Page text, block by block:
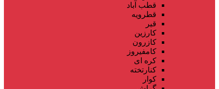
قطب آباد
قطرویه
قیر
کارزین
کازرون
کامفیروز
کره ای
کنارتخته
کوار